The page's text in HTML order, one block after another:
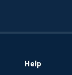
Help